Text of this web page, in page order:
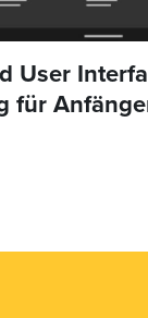
User
für